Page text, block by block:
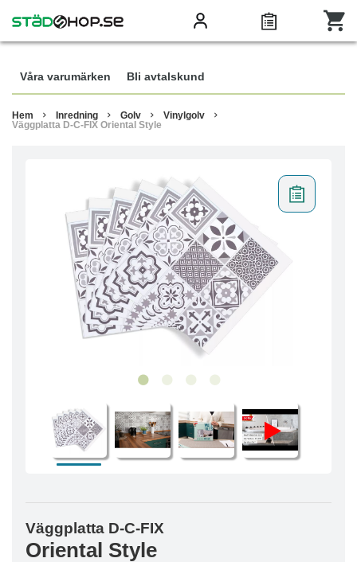
Våra varumärken Bli avtalskund
Hem Inredning Golv
Vinylgolv
Väggplatta D-C-FIX Oriental Style
Väggplatta D-C-FIX
Oriental Style